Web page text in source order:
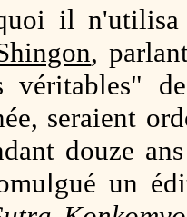
il
,
véritables"
seraient
douze
un